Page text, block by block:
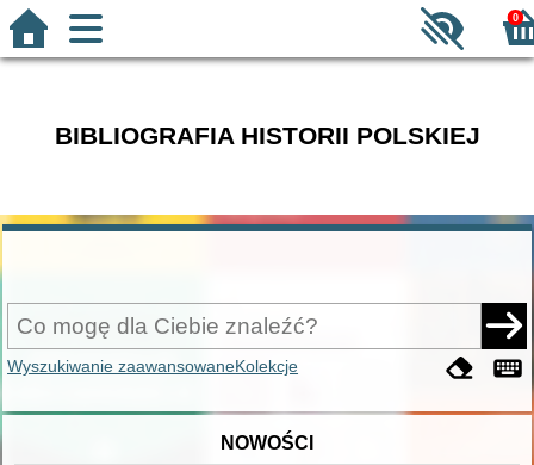
0
BIBLIOGRAFIA HISTORII POLSKIEJ
Wyszukiwanie zaawansowaneKolekcje
NOWOŚCI